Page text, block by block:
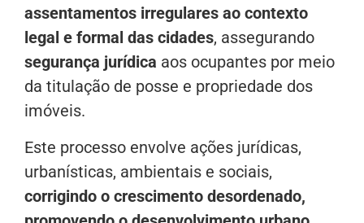
assentamentos irregulares ao contexto
legal e formal das cidades, assegurando
segurança jurídica aos ocupantes por meio
da titulação de posse e propriedade dos
imóveis.
Este processo envolve ações jurídicas,
urbanísticas, ambientais e sociais,
corrigindo o crescimento desordenado,